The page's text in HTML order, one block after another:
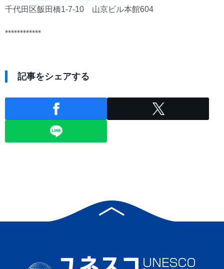
千代田区飯田橋1-7-10 山京ビル本館604
************
記事をシェアする